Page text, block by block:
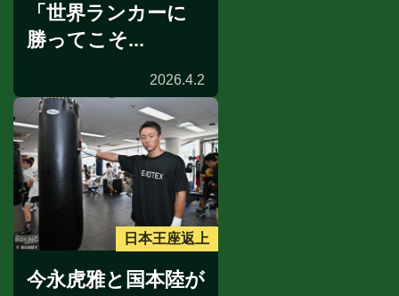
「世界ランカーに
勝ってこそ...
2026.4.2
日本王座返上
今永虎雅と国本陸が